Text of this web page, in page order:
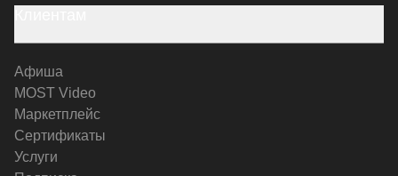
Афиша
MOST Video
Маркетплейс
Сертификаты
Услуги